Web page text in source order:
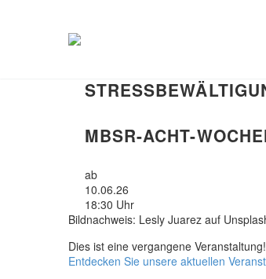
MBSR-ACHT-
ab
10.06.26
18:30 Uhr
Bildnachweis: Lesly Juarez auf
Dies ist eine vergangene Veranstaltung!
Entdecken Sie unsere aktuellen